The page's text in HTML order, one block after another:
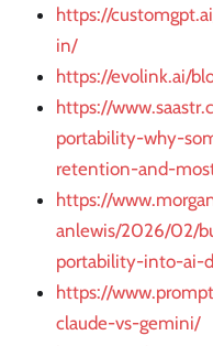
https://
in/
https://evolink.ai/
https://
portability-why-
retention-and-
https://
anlewis/2026/02/
portability-into-ai-
https://
claude-vs-gemini/